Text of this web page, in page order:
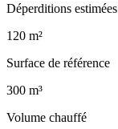
Déperditions estimées
120 m²
Surface de référence
300 m³
Volume chauffé